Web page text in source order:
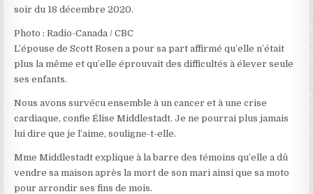
soir du 18 décembre 2020.
Photo : Radio-Canada / CBC
L’épouse de Scott Rosen a pour sa part affirmé qu’elle n’était
plus la même et qu’elle éprouvait des difficultés à élever seule
ses enfants.
Nous avons survécu ensemble à un cancer et à une crise
cardiaque, confie Élise Middlestadt.Je ne pourrai plus jamais
lui dire que je l’aime, souligne-t-elle.
Mme Middlestadt explique à la barre des témoins qu’elle a dû
vendre sa maison après la mort de son mari ainsi que sa moto
pour arrondir ses fins de mois.